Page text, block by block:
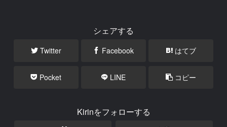
シェアする
Twitter Facebook はてブ
Pocket LINE コピー
Kirinをフォローする